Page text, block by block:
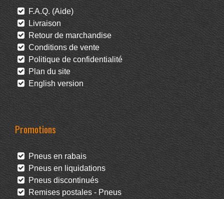
F.A.Q. (Aide)
Livraison
Retour de marchandise
Conditions de vente
Politique de confidentialité
Plan du site
English version
Promotions
Pneus en rabais
Pneus en liquidations
Pneus discontinués
Remises postales - Pneus